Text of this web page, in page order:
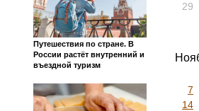
Путешествия по стране. В
России растёт внутренний и
въездной туризм
29
7
14